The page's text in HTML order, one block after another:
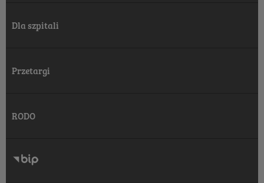
Dla szpitali
Przetargi
RODO
RODO